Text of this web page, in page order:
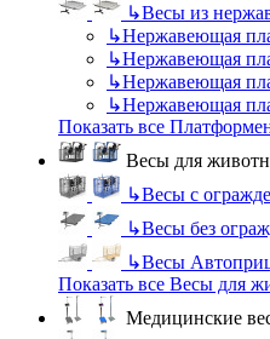
↳Весы из
↳Нержавеющая
↳Нержавеющая
↳Нержавеющая
↳Нержавеющая
Показать все
Весы для
↳Весы с
↳Весы без
↳Весы
Показать все Весы для
Медицинские